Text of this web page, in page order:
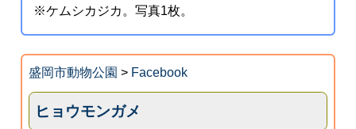
※ケムシカジカ。写真1枚。
盛岡市動物公園 > Facebook
ヒョウモンガメ